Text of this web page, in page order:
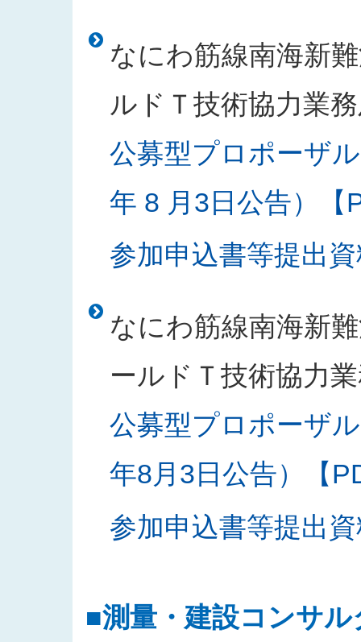
なにわ筋線南海新
ルドＴ技術協力業
公募型プロポーザ
年 8 月3日公告）【
参加申込書等提出
なにわ筋線南海新
ールドＴ技術協力
公募型プロポーザ
年8月3日公告）【
参加申込書等提出
■測量・建設コンサル